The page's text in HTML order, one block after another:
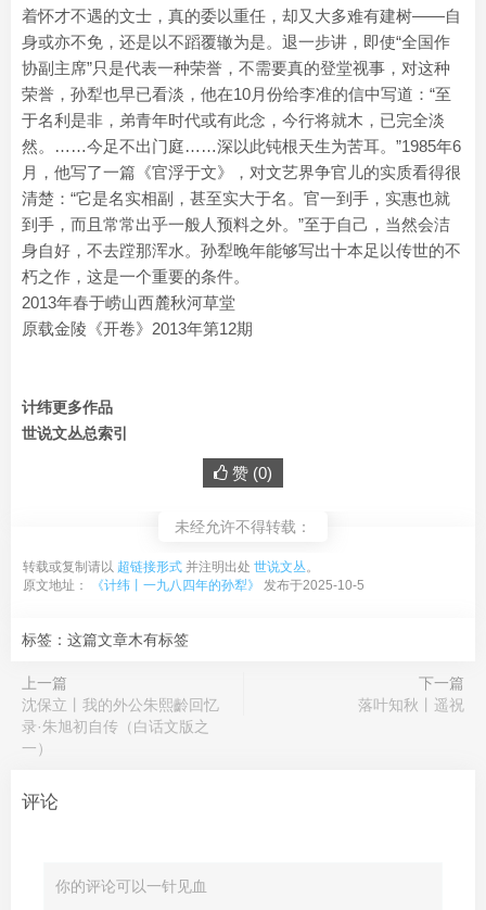
着怀才不遇的文士，真的委以重任，却又大多难有建树——自
身或亦不免，还是以不蹈覆辙为是。退一步讲，即使“全国作
协副主席”只是代表一种荣誉，不需要真的登堂视事，对这种
荣誉，孙犁也早已看淡，他在10月份给李准的信中写道：“至
于名利是非，弟青年时代或有此念，今行将就木，已完全淡
然。……今足不出门庭……深以此钝根天生为苦耳。”1985年6
月，他写了一篇《官浮于文》，对文艺界争官儿的实质看得很
清楚：“它是名实相副，甚至实大于名。官一到手，实惠也就
到手，而且常常出乎一般人预料之外。”至于自己，当然会洁
身自好，不去蹚那浑水。孙犁晚年能够写出十本足以传世的不
朽之作，这是一个重要的条件。
2013年春于崂山西麓秋河草堂
原载金陵《开卷》2013年第12期
计纬更多作品
世说文丛总索引
赞 (0)
未经允许不得转载：
转载或复制请以 超链接形式 并注明出处 世说文丛。
原文地址：
《计纬丨一九八四年的孙犁》 发布于2025-10-5
标签：这篇文章木有标签
上一篇
沈保立丨我的外公朱熙齡回忆
录·朱旭初自传（白话文版之
一）
下一篇
落叶知秋丨遥祝
评论